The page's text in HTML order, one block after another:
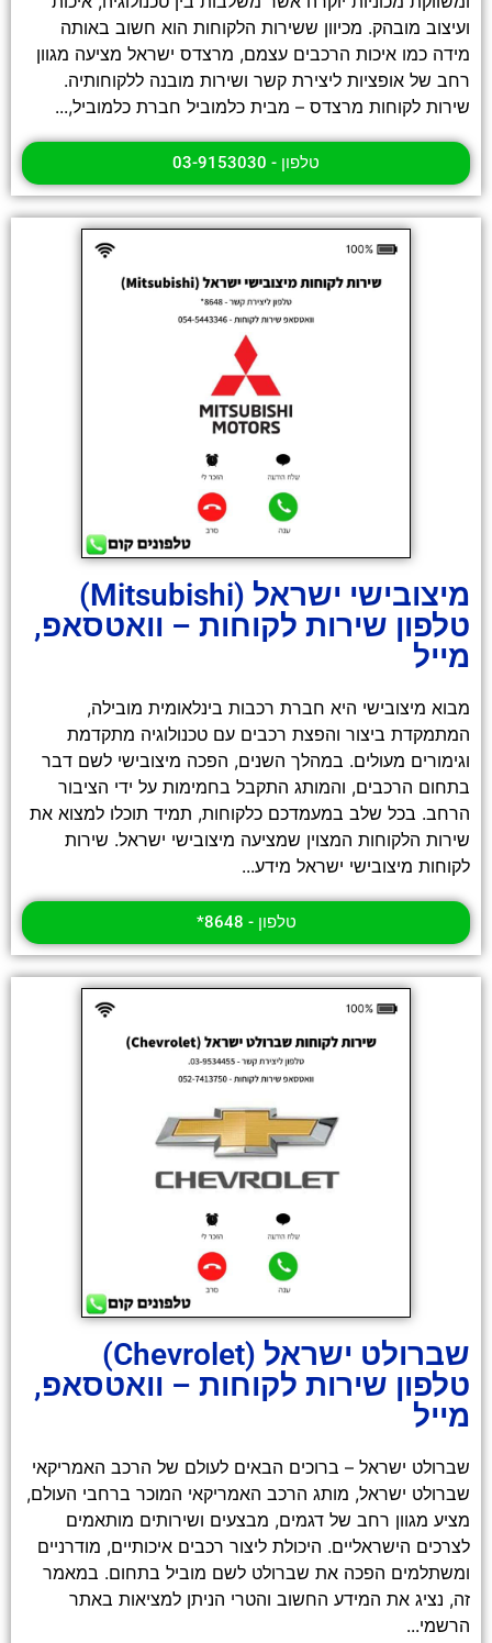
ועיצוב מובהק. מכיוון ששירות הלקוחות הוא חשוב באותה
מידה כמו איכות הרכבים עצמם, מרצדס ישראל מציעה מגוון
רחב של אופציות ליצירת קשר ושירות מובנה ללקוחותיה.
שירות לקוחות מרצדס – מבית כלמוביל חברת כלמוביל,...
טלפון - 03-9153030
מיצובישי ישראל (Mitsubishi)
טלפון שירות לקוחות – וואטסאפ,
מייל
מבוא מיצובישי היא חברת רכבות בינלאומית מובילה,
המתמקדת ביצור והפצת רכבים עם טכנולוגיה מתקדמת
וגימורים מעולים. במהלך השנים, הפכה מיצובישי לשם דבר
בתחום הרכבים, והמותג התקבל בחמימות על ידי הציבור
הרחב. בכל שלב במעמדכם כלקוחות, תמיד תוכלו למצוא את
שירות הלקוחות המצוין שמציעה מיצובישי ישראל. שירות
לקוחות מיצובישי ישראל מידע...
טלפון - 8648*
שברולט ישראל (Chevrolet)
טלפון שירות לקוחות – וואטסאפ,
מייל
שברולט ישראל – ברוכים הבאים לעולם של הרכב האמריקאי
שברולט ישראל, מותג הרכב האמריקאי המוכר ברחבי העולם,
מציע מגוון רחב של דגמים, מבצעים ושירותים מותאמים
לצרכים הישראליים. היכולת ליצור רכבים איכותיים, מודרניים
ומשתלמים הפכה את שברולט לשם מוביל בתחום. במאמר
זה, נציג את המידע החשוב והטרי הניתן למציאות באתר
הרשמי...